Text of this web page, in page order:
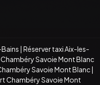
| Réserver taxi Aix-les-
Savoie Mont Blanc
Savoie Mont Blanc|
Chambéry Savoie Mont